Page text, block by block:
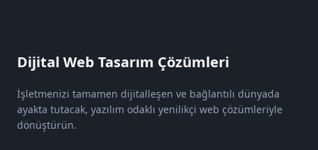
Dijital Web Tasarım Çözümleri
İşletmenizi tamamen dijitalleşen ve bağlantılı dünyada
ayakta tutacak, yazılım odaklı yenilikçi web çözümleriyle
dönüştürün.